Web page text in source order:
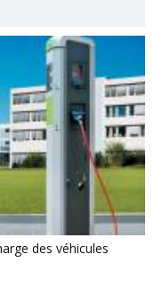
des véhicules